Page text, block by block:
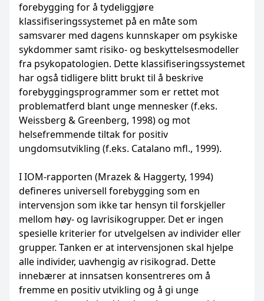
forebygging for å tydeliggjøre
klassifiseringssystemet på en måte som
samsvarer med dagens kunnskaper om psykiske
sykdommer samt risiko- og beskyttelsesmodeller
fra psykopatologien. Dette klassifiseringssystemet
har også tidligere blitt brukt til å beskrive
forebyggingsprogrammer som er rettet mot
problematferd blant unge mennesker (f.eks.
Weissberg & Greenberg, 1998) og mot
helsefremmende tiltak for positiv
ungdomsutvikling (f.eks. Catalano mfl., 1999).
I IOM-rapporten (Mrazek & Haggerty, 1994)
defineres universell forebygging som en
intervensjon som ikke tar hensyn til forskjeller
mellom høy- og lavrisikogrupper. Det er ingen
spesielle kriterier for utvelgelsen av individer eller
grupper. Tanken er at intervensjonen skal hjelpe
alle individer, uavhengig av risikograd. Dette
innebærer at innsatsen konsentreres om å
fremme en positiv utvikling og å gi unge